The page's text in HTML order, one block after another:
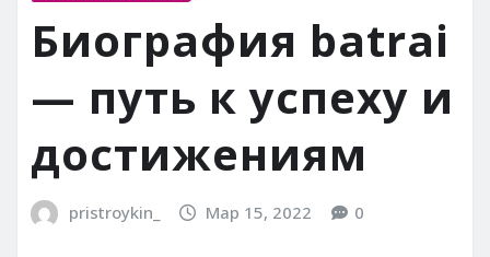
Биография batrai
— путь к успеху и
достижениям
pristroykin_ Мар 15, 2022 0